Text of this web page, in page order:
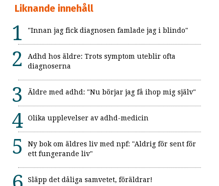
Liknande innehåll
"Innan jag fick diagnosen famlade jag i blindo"
Adhd hos äldre: Trots symptom uteblir ofta
diagnoserna
Äldre med adhd: "Nu börjar jag få ihop mig själv"
Olika upplevelser av adhd-medicin
Ny bok om äldres liv med npf: "Aldrig för sent för
ett fungerande liv"
Släpp det dåliga samvetet, föräldrar!